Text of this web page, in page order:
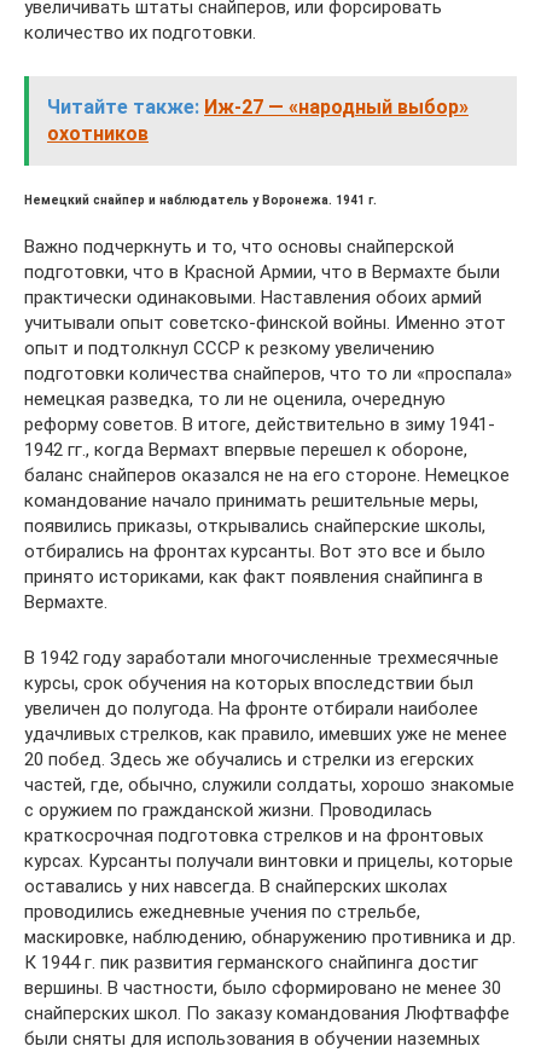
увеличивать штаты снайперов, или форсировать
количество их подготовки.
Читайте также: Иж-27 — «народный выбор»
охотников
Немецкий снайпер и наблюдатель у Воронежа. 1941 г.
Важно подчеркнуть и то, что основы снайперской
подготовки, что в Красной Армии, что в Вермахте были
практически одинаковыми. Наставления обоих армий
учитывали опыт советско-финской войны. Именно этот
опыт и подтолкнул СССР к резкому увеличению
подготовки количества снайперов, что то ли «проспала»
немецкая разведка, то ли не оценила, очередную
реформу советов. В итоге, действительно в зиму 1941-
1942 гг., когда Вермахт впервые перешел к обороне,
баланс снайперов оказался не на его стороне. Немецкое
командование начало принимать решительные меры,
появились приказы, открывались снайперские школы,
отбирались на фронтах курсанты. Вот это все и было
принято историками, как факт появления снайпинга в
Вермахте.
В 1942 году заработали многочисленные трехмесячные
курсы, срок обучения на которых впоследствии был
увеличен до полугода. На фронте отбирали наиболее
удачливых стрелков, как правило, имевших уже не менее
20 побед. Здесь же обучались и стрелки из егерских
частей, где, обычно, служили солдаты, хорошо знакомые
с оружием по гражданской жизни. Проводилась
краткосрочная подготовка стрелков и на фронтовых
курсах. Курсанты получали винтовки и прицелы, которые
оставались у них навсегда. В снайперских школах
проводились ежедневные учения по стрельбе,
маскировке, наблюдению, обнаружению противника и др.
К 1944 г. пик развития германского снайпинга достиг
вершины. В частности, было сформировано не менее 30
снайперских школ. По заказу командования Люфтваффе
были сняты для использования в обучении наземных